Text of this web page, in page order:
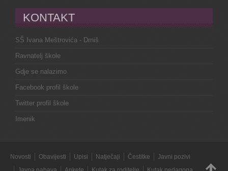
KONTAKT
SŠ Ivana Meštrovića - Drniš
Ravnatelj škole
Gdje se nalazimo
Facebook profil škole
Twitter profil škole
Imenik
Novosti Obavijesti Upisi Natječaji Čestitke
Javni pozivi